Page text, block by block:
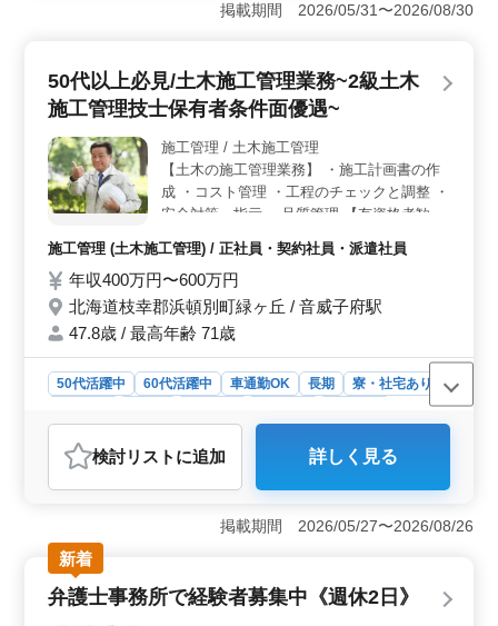
を築けます。 ＜安定した職場環境＞ 契約形態や福
いのある仕事内容＞ 注文住宅の施工管理を通じて、お
客様の夢を実現するお手伝いができます。幅広い分野で
掲載期間 2026/05/31〜2026/08/30
50代以上必見/土木施工管理業務~2級土木
施工管理技士保有者条件面優遇~
施工管理 / 土木施工管理
【土木の施工管理業務】 ・施工計画書の作
成 ・コスト管理 ・工程のチェックと調整 ・
安全対策、指示 ・品質管理 【有資格者歓
迎】 ・土木施工管理技士（1級／2級）など
50代、60代の経験者歓迎です。
施工管理 (土木施工管理) / 正社員・契約社員・派遣社員
年収400万円〜600万円
北海道枝幸郡浜頓別町緑ヶ丘 / 音威子府駅
47.8歳 / 最高年齢 71歳
50代活躍中 60代活躍中 車通勤OK 長期
寮・社宅あり
おすすめポイント
＜50代以上のベテラン歓迎＞ 当社では北海道枝幸郡浜
頓別町で、土木施工管理業務に携わる方々を積極的に募
集しています。特に2級土木施工管理技士をお持ちの方は
条件面で優遇されます。経験豊富な方々のご応募をお待
ちしています。 ＜具体的な業務内容＞ 土木の施工
管理業務において、施工計画書の作成、コスト管理、工
程のチェックと調整、安全対策と指示、品質管理などの
検討リスト に追加 詳しく見る
掲載期間 2026/05/27〜2026/08/26
新着
弁護士事務所で経験者募集中《週休2日》